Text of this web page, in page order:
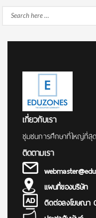
Search
เกี่ยวกับเรา
ชุมชนการศึกษาที่ใหญ่ที่สุด
ติดตามเรา
แผนที่ของบริษัท
ติดต่อลงโฆษณา